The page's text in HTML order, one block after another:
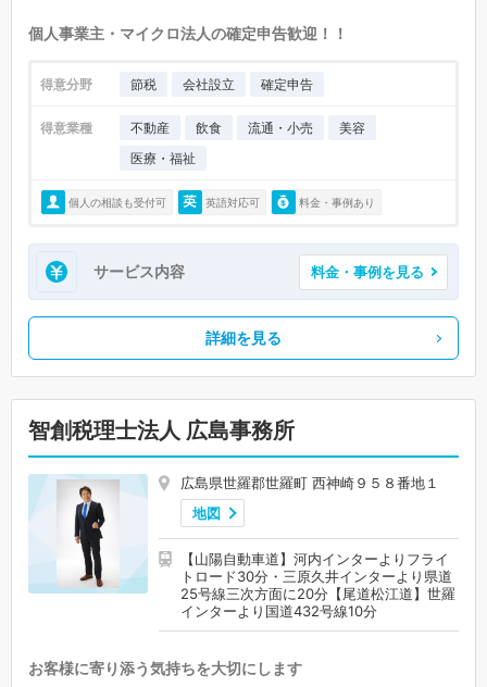
個人事業主・マイクロ法人の確定申告歓迎！！
得意分野 節税 会社設立 確定申告
得意業種 不動産 飲食 流通・小売
美容
医療・福祉
個人の相談も受付可 英語対応可 料金・事例あり
サービス内容 料金・事例を見る
詳細を見る
智創税理士法人 広島事務所
広島県世羅郡世羅町 西神崎９５８番地１
地図
【山陽自動車道】河内インターよりフライ
トロード30分・三原久井インターより県道
25号線三次方面に20分【尾道松江道】世羅
インターより国道432号線10分
お客様に寄り添う気持ちを大切にします